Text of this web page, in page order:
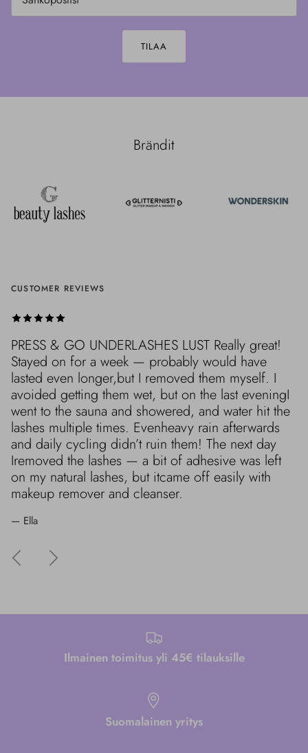
TILAA
Brändit
CUSTOMER REVIEWS
PRESS & GO UNDERLASHES LUST Really great!
Stayed on for a week — probably would have
lasted even longer,but I removed them myself. I
avoided getting them wet, but on the last eveningI
went to the sauna and showered, and water hit the
lashes multiple times. Evenheavy rain afterwards
and daily cycling didn’t ruin them! The next day
Iremoved the lashes — a bit of adhesive was left
on my natural lashes, but itcame off easily with
makeup remover and cleanser.
— Ella
EdellinenSeuraava
Ilmainen toimitus yli 45€ tilauksille
Suomalainen yritys